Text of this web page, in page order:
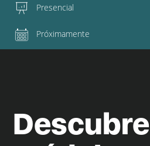
Presencial
Próximamente